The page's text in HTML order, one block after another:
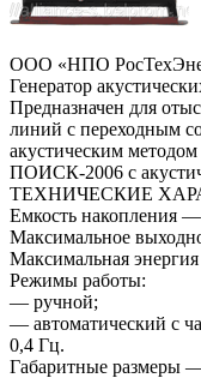
ООО «НПО
Генератор
Предназначен для
линий с переходным
акустическим
ПОИСК-2006 с
ТЕХНИЧЕСКИЕ
Емкость накопления
Максимальное
Максимальная
Режимы работы:
— ручной;
— автоматический с
0,4 Гц.
Габаритные размеры